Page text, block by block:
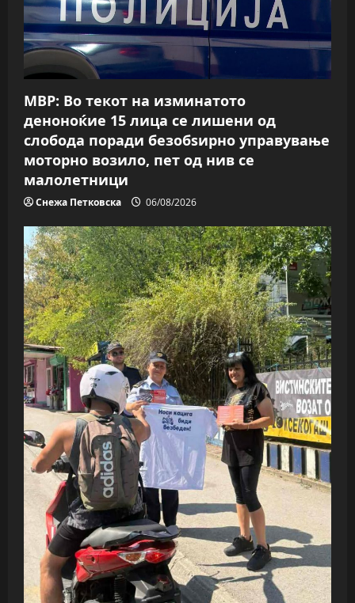
МВР: Во текот на изминатото
деноноќие 15 лица се лишени од
слобода поради безобѕирно управување
моторно возило, пет од нив се
малолетници
Снежа Петковска 06/08/2026